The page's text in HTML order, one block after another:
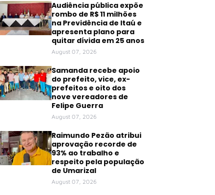
Audiência pública expõe
rombo de R$ 11 milhões
na Previdência de Itaú e
apresenta plano para
quitar dívida em 25 anos
August 07, 2026
Samanda recebe apoio
do prefeito, vice, ex-
prefeitos e oito dos
nove vereadores de
Felipe Guerra
August 07, 2026
Raimundo Pezão atribui
aprovação recorde de
93% ao trabalho e
respeito pela população
de Umarizal
August 07, 2026